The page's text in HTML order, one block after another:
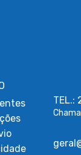
TEL.: